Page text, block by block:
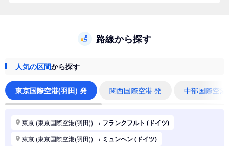
路線から探す
人気の区間から探す
東京国際空港(羽田) 発 関西国際空港 発 中部国際空
東京 (東京国際空港(羽田)) → フランクフルト (ドイツ)
東京 (東京国際空港(羽田)) → ミュンヘン (ドイツ)